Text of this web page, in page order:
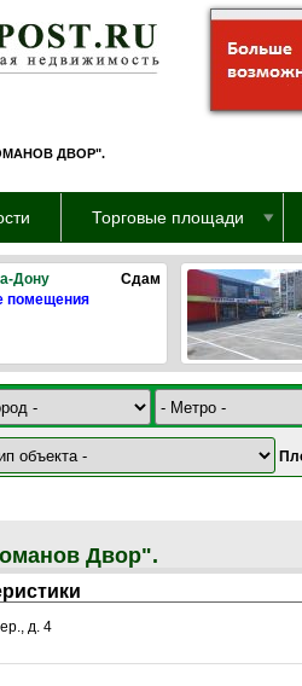
ДВОР".
Торговые площади
Дону
Сдам
помещения
Двор".
д. 4